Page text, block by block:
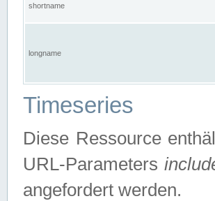
shortname
longname
Timeseries
Diese Ressource
URL-Parameters
angefordert werden.